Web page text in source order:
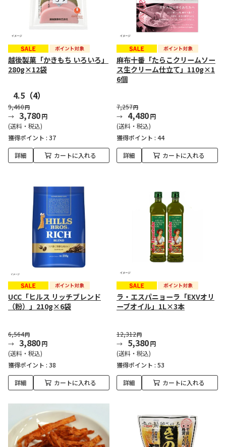
越後製菓「かきもち いろいろ」
280g×12袋
4.5 （4）
9,460円
3,780円
(送料・税込)
獲得ポイント : 37
詳細 カートに入れる
麻布十番「たらこクリームソー
ス生クリーム仕立て」110g×1
6個
7,257円
4,480円
(送料・税込)
獲得ポイント : 44
詳細 カートに入れる
UCC「ヒルス リッチブレンド
（粉）」210g×6袋
6,564円
3,880円
(送料・税込)
獲得ポイント : 38
詳細 カートに入れる
ラ・エスパニョーラ「EXVオリ
ーブオイル」1L×3本
12,312円
5,380円
(送料・税込)
獲得ポイント : 53
詳細 カートに入れる